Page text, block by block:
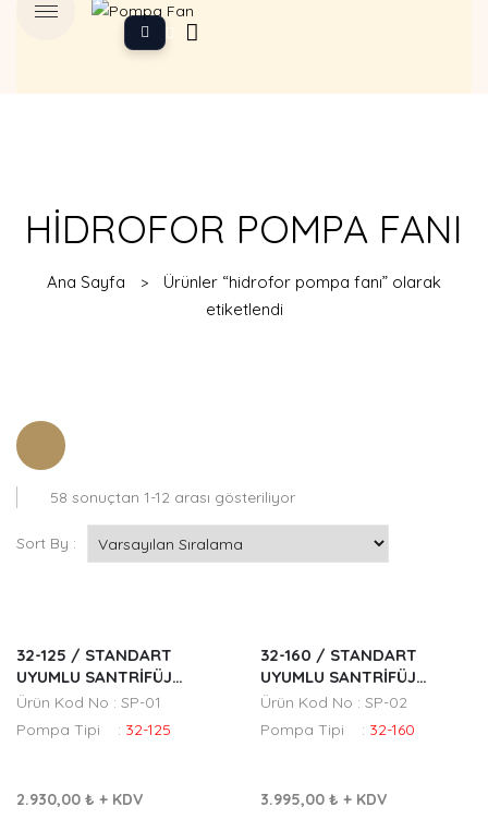
HIDROFOR POMPA FANI
Ana Sayfa
Ürünler “hidrofor pompa fanı” olarak
etiketlendi
58 sonuçtan 1-12 arası gösteriliyor
Sort By :
32-125 / STANDART
UYUMLU SANTRİFÜJ
POMPA FANI
Ürün Kod No : SP-01
Pompa Tipi : 32-125
2.930,00 ₺ + KDV
32-160 / STANDART
UYUMLU SANTRİFÜJ
POMPA FANI
Ürün Kod No : SP-02
Pompa Tipi : 32-160
3.995,00 ₺ + KDV